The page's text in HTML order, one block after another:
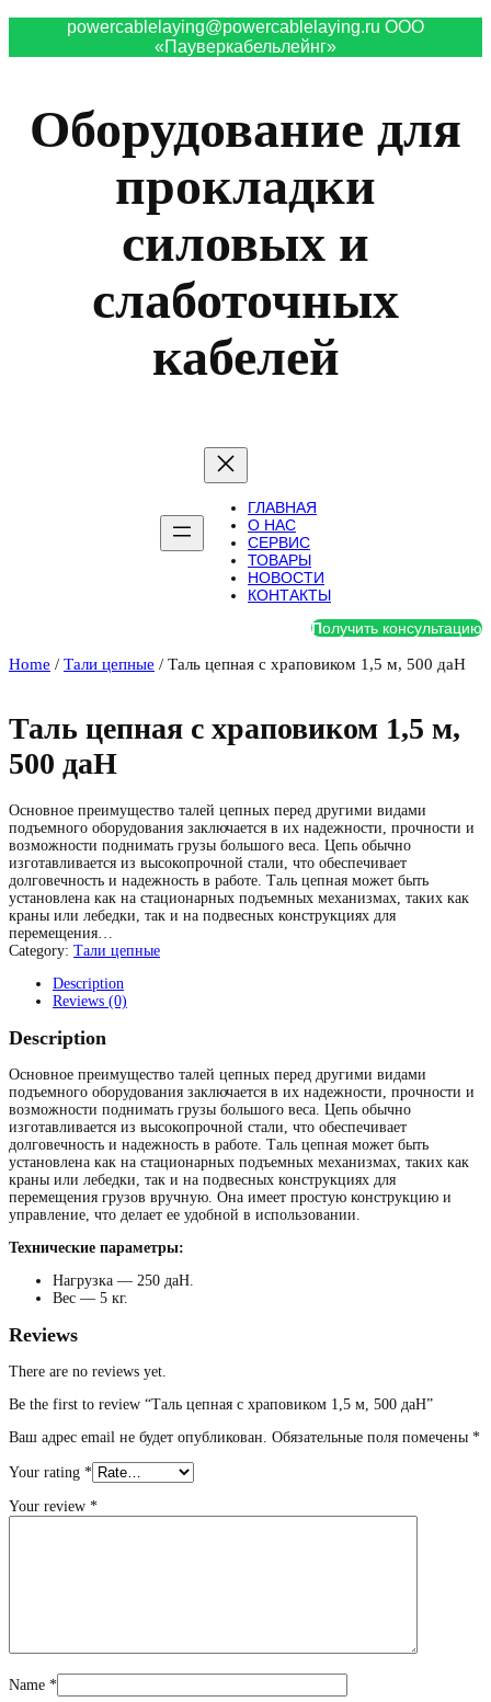
powercablelaying@powercablelaying.ru ООО
«Пауверкабельлейнг»
Оборудование для
прокладки
силовых и
слаботочных
кабелей
ГЛАВНАЯ
О НАС
СЕРВИС
ТОВАРЫ
НОВОСТИ
КОНТАКТЫ
Получить консультацию
Home / Тали цепные / Таль цепная с храповиком 1,5 м, 500 даН
Таль цепная с храповиком 1,5 м,
500 даН
Основное преимущество талей цепных перед другими видами
подъемного оборудования заключается в их надежности, прочности и
возможности поднимать грузы большого веса. Цепь обычно
изготавливается из высокопрочной стали, что обеспечивает
долговечность и надежность в работе. Таль цепная может быть
установлена как на стационарных подъемных механизмах, таких как
краны или лебедки, так и на подвесных конструкциях для
перемещения…
Category: Тали цепные
Description
Reviews (0)
Description
Основное преимущество талей цепных перед другими видами
подъемного оборудования заключается в их надежности, прочности и
возможности поднимать грузы большого веса. Цепь обычно
изготавливается из высокопрочной стали, что обеспечивает
долговечность и надежность в работе. Таль цепная может быть
установлена как на стационарных подъемных механизмах, таких как
краны или лебедки, так и на подвесных конструкциях для
перемещения грузов вручную. Она имеет простую конструкцию и
управление, что делает ее удобной в использовании.
Технические параметры:
Нагрузка — 250 даН.
Вес — 5 кг.
Reviews
There are no reviews yet.
Be the first to review “Таль цепная с храповиком 1,5 м, 500 даН”
Ваш адрес email не будет опубликован. Обязательные поля помечены *
Your rating *
Your review *
Name *